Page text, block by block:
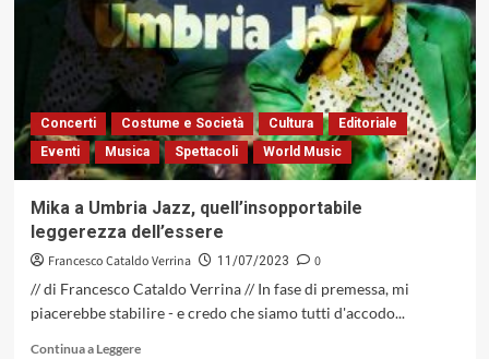
Bardoscia,
un
potente
emozionale,
descrittivo
del
delicato
rapporto
uomo
e
natura
Music,
2023)
Concerti Costume e Società Cultura
Editoriale
Eventi
Musica Spettacoli World Music
Mika a Umbria Jazz, quell’insopportabile
leggerezza dell’essere
Francesco Cataldo Verrina 11/07/2023
0
// di Francesco Cataldo Verrina // In fase di premessa, mi
piacerebbe stabilire - e credo che siamo tutti d'accodo...
Continua a LeggereLeggi